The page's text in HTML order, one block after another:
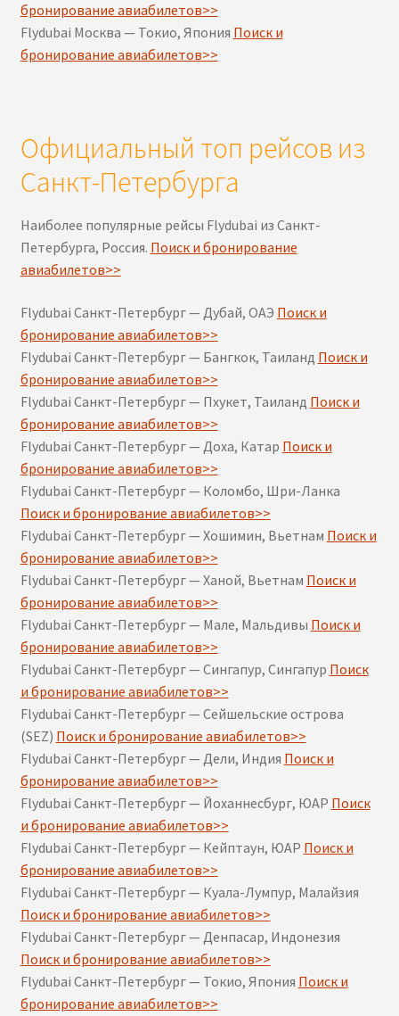
бронирование авиабилетов>>
Flydubai Москва — Токио, Япония Поиск и
бронирование авиабилетов>>
Официальный топ рейсов из
Санкт-Петербурга
Наиболее популярные рейсы Flydubai из Санкт-
Петербурга, Россия. Поиск и бронирование
авиабилетов>>
Flydubai Санкт-Петербург — Дубай, ОАЭ Поиск и
бронирование авиабилетов>>
Flydubai Санкт-Петербург — Бангкок, Таиланд Поиск и
бронирование авиабилетов>>
Flydubai Санкт-Петербург — Пхукет, Таиланд Поиск и
бронирование авиабилетов>>
Flydubai Санкт-Петербург — Доха, Катар Поиск и
бронирование авиабилетов>>
Flydubai Санкт-Петербург — Коломбо, Шри-Ланка
Поиск и бронирование авиабилетов>>
Flydubai Санкт-Петербург — Хошимин, Вьетнам Поиск и
бронирование авиабилетов>>
Flydubai Санкт-Петербург — Ханой, Вьетнам Поиск и
бронирование авиабилетов>>
Flydubai Санкт-Петербург — Мале, Мальдивы Поиск и
бронирование авиабилетов>>
Flydubai Санкт-Петербург — Сингапур, Сингапур Поиск
и бронирование авиабилетов>>
Flydubai Санкт-Петербург — Сейшельские острова
(SEZ) Поиск и бронирование авиабилетов>>
Flydubai Санкт-Петербург — Дели, Индия Поиск и
бронирование авиабилетов>>
Flydubai Санкт-Петербург — Йоханнесбург, ЮАР Поиск
и бронирование авиабилетов>>
Flydubai Санкт-Петербург — Кейптаун, ЮАР Поиск и
бронирование авиабилетов>>
Flydubai Санкт-Петербург — Куала-Лумпур, Малайзия
Поиск и бронирование авиабилетов>>
Flydubai Санкт-Петербург — Денпасар, Индонезия
Поиск и бронирование авиабилетов>>
Flydubai Санкт-Петербург — Токио, Япония Поиск и
бронирование авиабилетов>>